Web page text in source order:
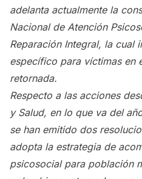
adelanta actualmente la
Nacional de Atención
Reparación Integral, la cual
específico para víctimas en
retornada.
Respecto a las acciones
y Salud, en lo que va del
se han emitido dos
adopta la estrategia de
psicosocial para población